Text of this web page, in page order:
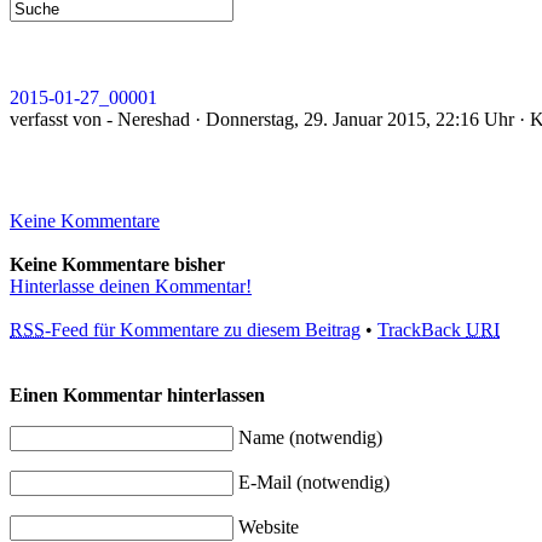
2015-01-27_00001
verfasst von - Nereshad · Donnerstag, 29. Januar 2015, 22:16 Uhr ·
Keine Kommentare
Keine Kommentare bisher
Hinterlasse deinen Kommentar!
RSS-Feed für Kommentare zu diesem Beitrag • TrackBack URI
Einen Kommentar hinterlassen
Name (notwendig)
E-Mail (notwendig)
Website